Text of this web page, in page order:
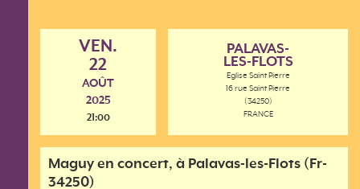
VEN.
22
AOÛT
2025
21:00
PALAVAS-
LES-FLOTS
Eglise Saint Pierre
16 rue Saint Pierre
(34250)
FRANCE
Maguy en concert, à Palavas-les-Flots (Fr-
34250)